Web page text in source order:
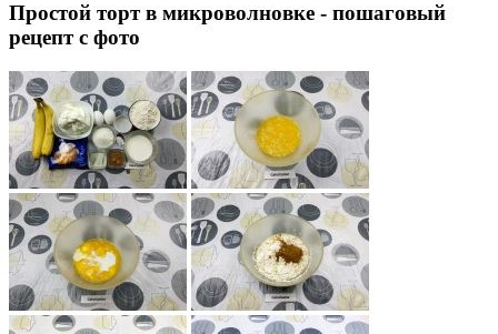
Простой торт в микроволновке - пошаговый
рецепт с фото